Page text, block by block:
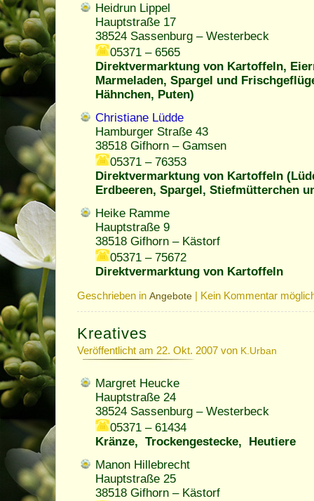
Heidrun Lippel
Hauptstraße 17
38524 Sassenburg – Westerbeck
05371 – 6565
Direktvermarktung von Kartoffeln,
Marmeladen, Spargel und
Hähnchen, Puten)
Christiane Lüdde
Hamburger Straße 43
38518 Gifhorn – Gamsen
05371 – 76353
Direktvermarktung von Kartoffeln
Erdbeeren, Spargel, Stiefmütterchen
Heike Ramme
Hauptstraße 9
38518 Gifhorn – Kästorf
05371 – 75672
Direktvermarktung von Kartoffeln
Geschrieben in Angebote | Kein Kommentar
Kreatives
Veröffentlicht am 22. Okt. 2007 von K.Urban
Margret Heucke
Hauptstraße 24
38524 Sassenburg – Westerbeck
05371 – 61434
Kränze, Trockengestecke, Heutiere
Manon Hillebrecht
Hauptstraße 25
38518 Gifhorn – Kästorf